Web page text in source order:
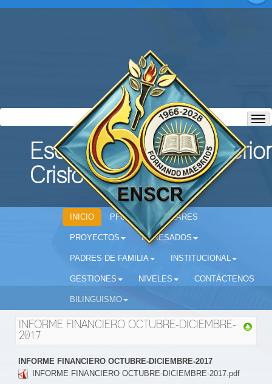
Escuela Normal Superior
Cristo Rey
INICIO PFC CIRCULARES
PROYECTOS EGRESADOS
PADRES DE FAMILIA INSTITUCIONAL
GESTIONES NIVELES CONTÁCTENOS
BILINGUISMO
INFORME FINANCIERO OCTUBRE-DICIEMBRE-
2017
INFORME FINANCIERO OCTUBRE-DICIEMBRE-2017
INFORME FINANCIERO OCTUBRE-DICIEMBRE-2017.pdf